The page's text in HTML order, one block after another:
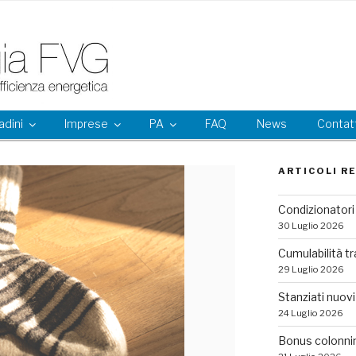
Imprese PA FAQ News
ARTICOLI
Condizionatori
30 Luglio 2026
Cumulabilità
29 Luglio 2026
Stanziati
24 Luglio 2026
Bonus